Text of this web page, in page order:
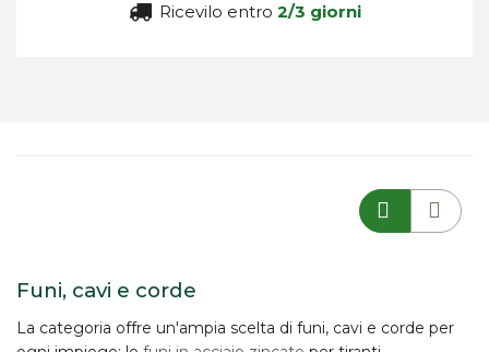
Ricevilo entro 2/3 giorni
Funi, cavi e corde
La categoria offre un'ampia scelta di funi, cavi e corde per